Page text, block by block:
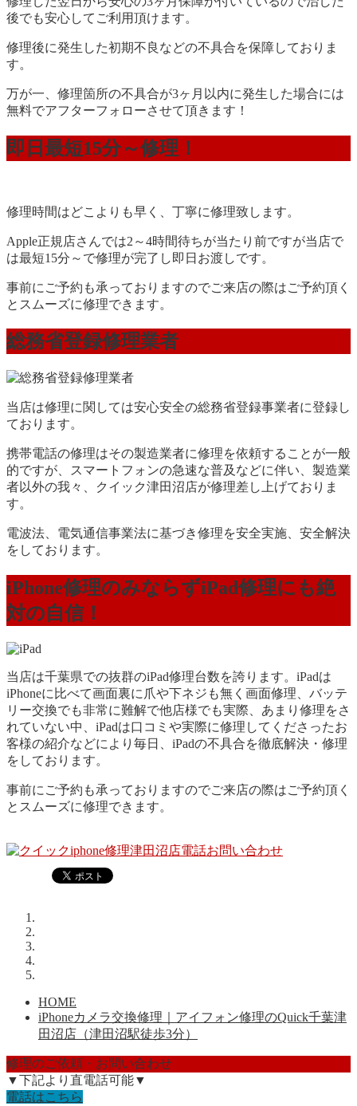
後でも安心してご利用頂けます。
修理後に発生した初期不良などの不具合を保障しておりま
す。
万が一、修理箇所の不具合が3ヶ月以内に発生した場合には
無料でアフターフォローさせて頂きます！
即日最短15分～修理！
修理時間はどこよりも早く、丁寧に修理致します。
Apple正規店さんでは2～4時間待ちが当たり前ですが当店で
は最短15分～で修理が完了し即日お渡しです。
事前にご予約も承っておりますのでご来店の際はご予約頂く
とスムーズに修理できます。
総務省登録修理業者
当店は修理に関しては安心安全の総務省登録事業者に登録し
ております。
携帯電話の修理はその製造業者に修理を依頼することが一般
的ですが、スマートフォンの急速な普及などに伴い、製造業
者以外の我々、クイック津田沼店が修理差し上げておりま
す。
電波法、電気通信事業法に基づき修理を安全実施、安全解決
をしております。
iPhone修理のみならずiPad修理にも絶
対の自信！
当店は千葉県での抜群のiPad修理台数を誇ります。iPadは
iPhoneに比べて画面裏に爪や下ネジも無く画面修理、バッテ
リー交換でも非常に難解で他店様でも実際、あまり修理をさ
れていない中、iPadは口コミや実際に修理してくださったお
客様の紹介などにより毎日、iPadの不具合を徹底解決・修理
をしております。
事前にご予約も承っておりますのでご来店の際はご予約頂く
とスムーズに修理できます。
HOME
iPhoneカメラ交換修理｜アイフォン修理のQuick千葉津
田沼店（津田沼駅徒歩3分）
修理のご依頼・お問い合わせ
▼下記より直電話可能▼
電話はこちら